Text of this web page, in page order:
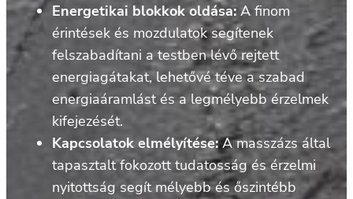
Energetikai blokkok oldása: A finom
érintések és mozdulatok segítenek
felszabadítani a testben lévő rejtett
energiagátakat, lehetővé téve a szabad
energiaáramlást és a legmélyebb érzelmek
kifejezését.
Kapcsolatok elmélyítése:A masszázs által
tapasztalt fokozott tudatosság és érzelmi
nyitottság segít mélyebb és őszintébb